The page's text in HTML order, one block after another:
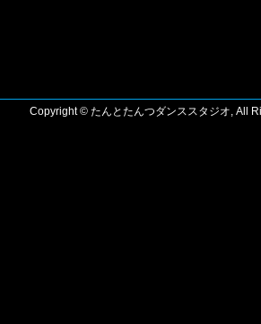
Copyright © たんとたんつダンススタジオ, All